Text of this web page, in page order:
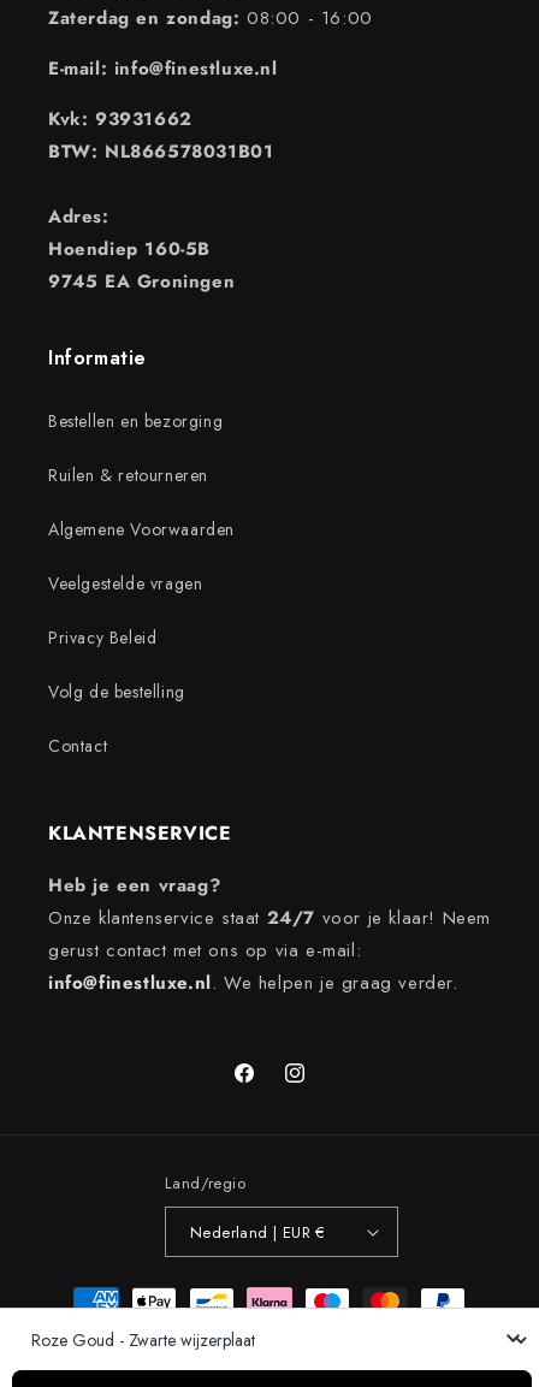
Zaterdag en zondag: 08:00 - 16:00
E-mail: info@finestluxe.nl
Kvk: 93931662
BTW: NL866578031B01
Adres:
Hoendiep 160-5B
9745 EA Groningen
Informatie
Bestellen en bezorging
Ruilen & retourneren
Algemene Voorwaarden
Veelgestelde vragen
Privacy Beleid
Volg de bestelling
Contact
KLANTENSERVICE
Heb je een vraag?
Onze klantenservice staat 24/7 voor je klaar! Neem
gerust contact met ons op via e-mail:
info@finestluxe.nl. We helpen je graag verder.
FacebookInstagram
Land/regio
Nederland | EUR €
Betaalmethoden
Kleur: